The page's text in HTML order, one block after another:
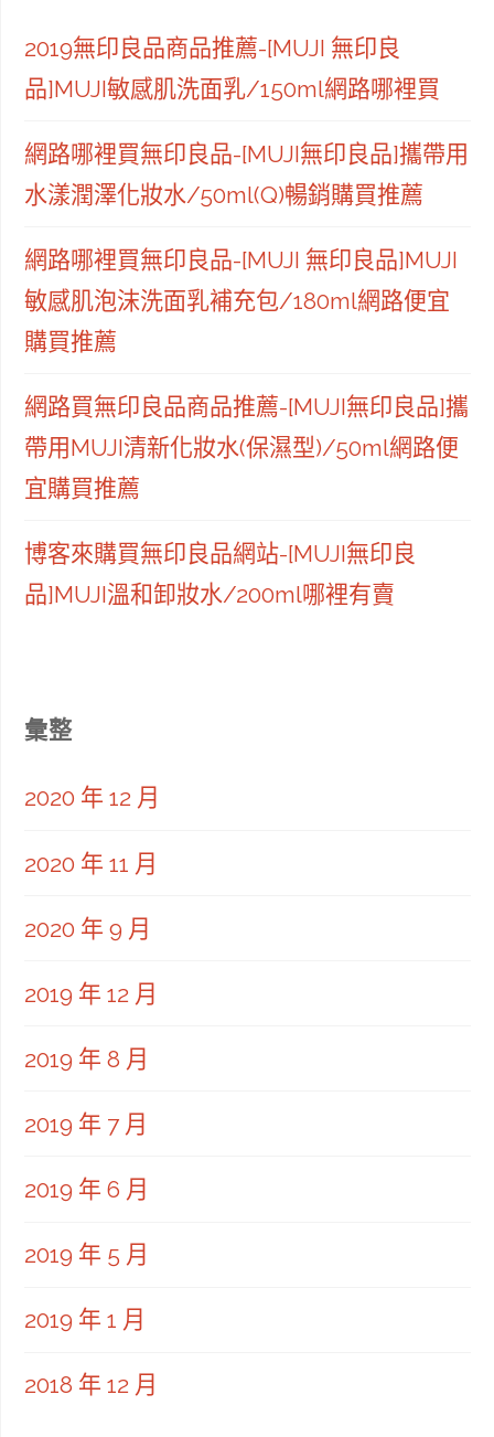
2019無印良品商品推薦-[MUJI 無印良
品]MUJI敏感肌洗面乳/150ml網路哪裡買
網路哪裡買無印良品-[MUJI無印良品]攜帶用
水漾潤澤化妝水/50ml(Q)暢銷購買推薦
網路哪裡買無印良品-[MUJI 無印良品]MUJI
敏感肌泡沫洗面乳補充包/180ml網路便宜
購買推薦
網路買無印良品商品推薦-[MUJI無印良品]攜
帶用MUJI清新化妝水(保濕型)/50ml網路便
宜購買推薦
博客來購買無印良品網站-[MUJI無印良
品]MUJI溫和卸妝水/200ml哪裡有賣
彙整
2020 年 12 月
2020 年 11 月
2020 年 9 月
2019 年 12 月
2019 年 8 月
2019 年 7 月
2019 年 6 月
2019 年 5 月
2019 年 1 月
2018 年 12 月